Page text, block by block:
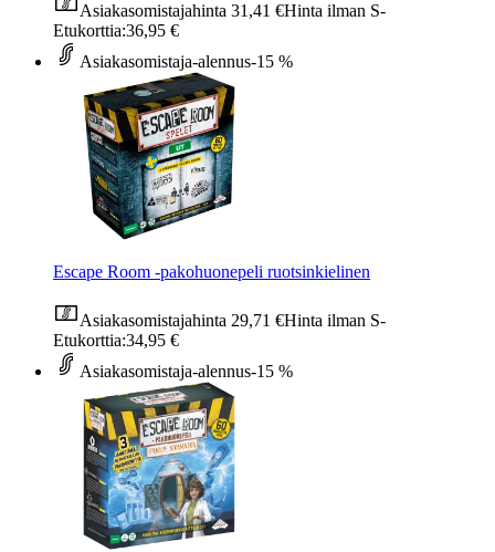
Asiakasomistajahinta 31,41 €Hinta ilman S-
Etukorttia:36,95 €
Asiakasomistaja-alennus-15 %
Escape Room -pakohuonepeli ruotsinkielinen
Asiakasomistajahinta 29,71 €Hinta ilman S-
Etukorttia:34,95 €
Asiakasomistaja-alennus-15 %